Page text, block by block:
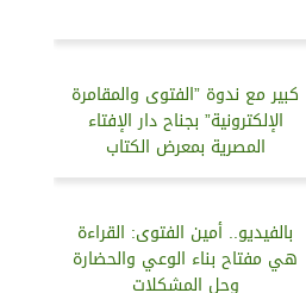
كبير مع ندوة ”الفتوى والمقامرة
الإلكترونية” بجناح دار الإفتاء
المصرية بمعرض الكتاب
بالفيديو.. أمين الفتوى: القراءة
هي مفتاح بناء الوعي والحضارة
وحل المشكلات